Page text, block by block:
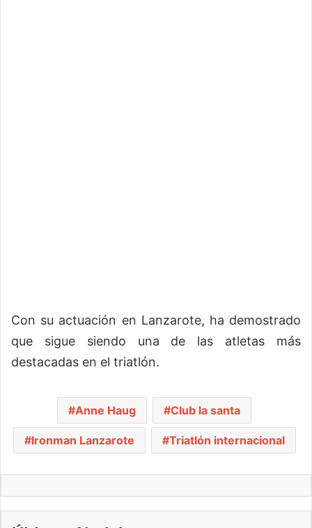
Con su actuación en Lanzarote, ha demostrado
que sigue siendo una de las atletas más
destacadas en el triatlón.
Anne Haug Club la santa
Ironman Lanzarote Triatlón internacional